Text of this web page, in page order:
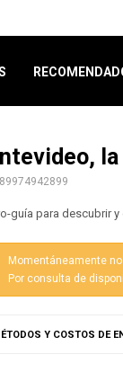
guía para descubrir
Momentáneamente
Por consulta de
Y COSTOS DE